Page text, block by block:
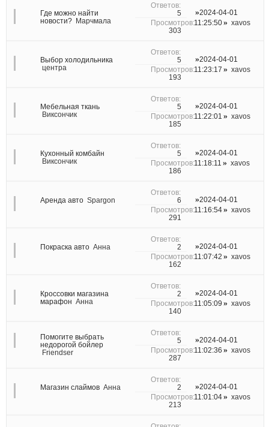
Где можно найти
новости?
Марчмала
5
303
2024-04-01
11:25:50
xavos
Выбор холодильника
центра
5
193
2024-04-01
11:23:17
xavos
Мебельная ткань
Виксончик
5
185
2024-04-01
11:22:01
xavos
Кухонный комбайн
Виксончик
5
186
2024-04-01
11:18:11
xavos
Аренда авто Spargon 6
291
2024-04-01
11:16:54
xavos
Покраска авто Анна 2
162
2024-04-01
11:07:42
xavos
Кроссовки магазина
марафон Анна
2
140
2024-04-01
11:05:09
xavos
Помогите выбрать
недорогой бойлер
Friendser
5
287
2024-04-01
11:02:36
xavos
Магазин слаймов Анна 2
213
2024-04-01
11:01:04
xavos